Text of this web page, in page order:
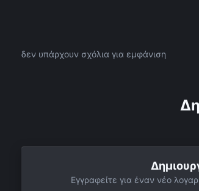
δεν υπάρχουν σχόλια για εμφάνιση
Εγγραφείτε για έναν νέο